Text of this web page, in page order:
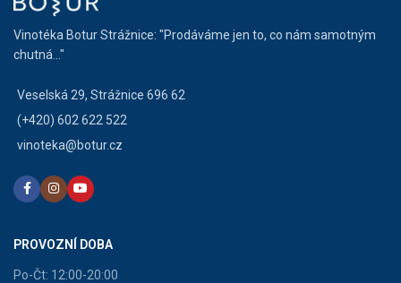
Vinotéka Botur Strážnice: "Prodáváme jen to, co nám samotným
chutná..."
Veselská 29, Strážnice 696 62
(+420) 602 622 522
vinoteka@botur.cz
PROVOZNÍ DOBA
Po-Čt: 12:00-20:00